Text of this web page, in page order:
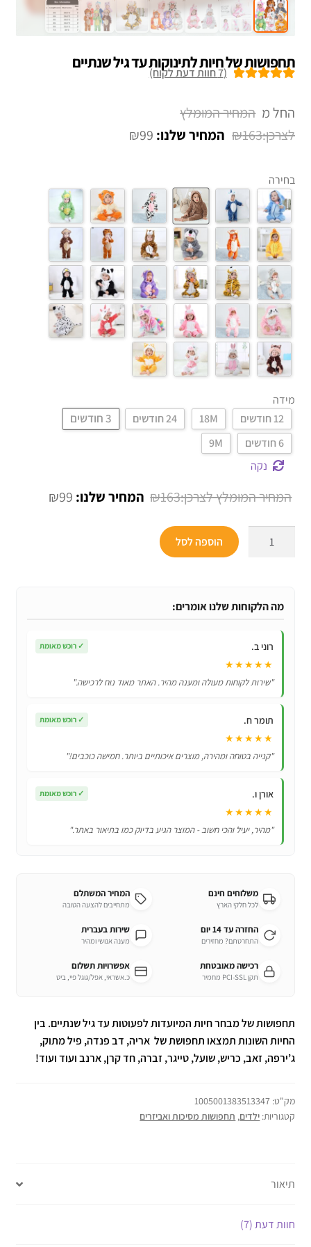
תחפושות של חיות לתינוקות עד גיל שנתיים
לקוחות
(
7חוות דעת לקוח)
החל מ
₪163
₪99
בחירה
מידה
12 חודשים
18M 24 חודשים 3 חודשים
6 חודשים
9M
נקה
₪163
המחיר
₪99 המחיר
חיות
עד
הוספה לסל
מה הלקוחות שלנו אומרים:
רוני ב. ✓ רוכש מאומת
★★★★★
"שירות לקוחות מעולה ומענה מהיר. האתר מאוד נוח לרכישה."
תומר ח. ✓ רוכש מאומת
★★★★★
"קנייה בטוחה ומהירה, מוצרים איכותיים ביותר. חמישה כוכבים!"
אורן ו. ✓ רוכש מאומת
★★★★★
"מהיר, יעיל והכי חשוב - המוצר הגיע בדיוק כמו בתיאור באתר."
משלוחים חינם
לכל חלקי הארץ
המחיר המשתלם
מתחייבים להצעה הטובה
החזרה עד 14 יום
התחרטתם? מחזירים
שירות בעברית
מענה אנושי ומהיר
רכישה מאובטחת
תקן PCI-SSL מחמיר
אפשרויות תשלום
כ.אשראי, אפל/גוגל פיי, ביט
תחפושות של מבחר חיות המיועדות לפעוטות עד גיל שנתיים. בין
החיות השונות תמצאו תחפושת של אריה, דב פנדה, פיל מתוק,
ג’ירפה, זאב, כריש, שועל, טייגר, זברה, חד קרן, ארנב ועוד ועוד!
מק"ט: 1005001383513347
קטגוריות: ילדים, תחפושות מסיכות ואביזרים
תיאור
חוות דעת (7)